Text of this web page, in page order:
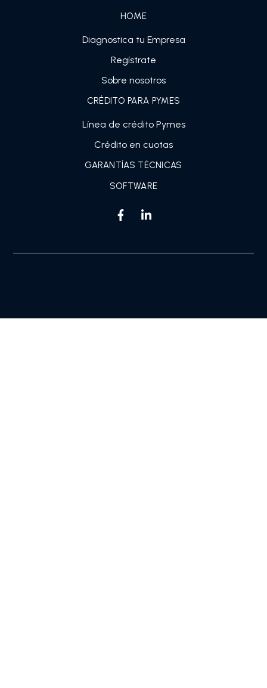
HOME
Diagnostica tu Empresa
Regístrate
Sobre nosotros
CRÉDITO PARA PYMES
Línea de crédito Pymes
Crédito en cuotas
GARANTÍAS TÉCNICAS
SOFTWARE